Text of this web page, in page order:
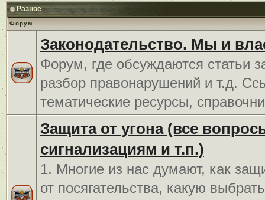
Разное
Форум
Законодательство. Мы и
Форум, где обсуждаются статьи
разбор правонарушений и т.д.
тематические ресурсы,
Защита от угона (все
сигнализациям и т.п.)
1. Многие из нас думают, как
от посягательства, какую